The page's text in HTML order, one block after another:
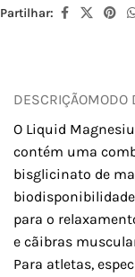
Partilhar:
DESCRIÇÃOMODO
O Liquid
contém uma
bisglicinato de
para o
e cãibras
Para atletas,